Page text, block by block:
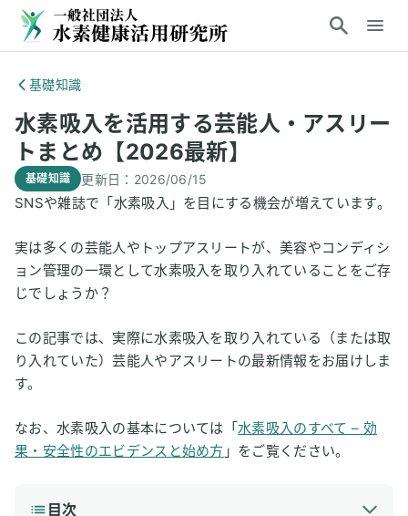
基礎知識
水素吸入を活用する芸能人・アスリー
トまとめ【2026最新】
基礎知識 更新日： 2026/06/15
SNSや雑誌で「水素吸入」を目にする機会が増えています。
実は多くの芸能人やトップアスリートが、美容やコンディシ
ョン管理の一環として水素吸入を取り入れていることをご存
じでしょうか？
この記事では、実際に水素吸入を取り入れている（または取
り入れていた）芸能人やアスリートの最新情報をお届けしま
す。
なお、水素吸入の基本については「水素吸入のすべて – 効
果・安全性のエビデンスと始め方 」をご覧ください。
目次